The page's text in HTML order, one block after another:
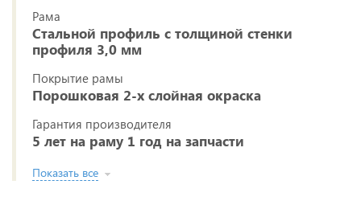
Рама
Стальной профиль с толщиной стенки
профиля 3,0 мм
Покрытие рамы
Порошковая 2-х слойная окраска
Гарантия производителя
5 лет на раму 1 год на запчасти
Показать все